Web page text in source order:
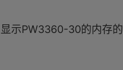
显示PW3360-30的内存的